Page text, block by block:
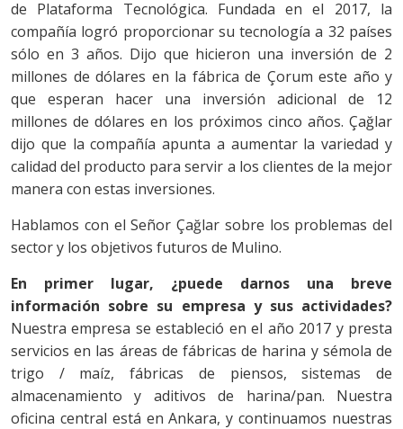
de Plataforma Tecnológica. Fundada en el 2017, la
compañía logró proporcionar su tecnología a 32 países
sólo en 3 años. Dijo que hicieron una inversión de 2
millones de dólares en la fábrica de Çorum este año y
que esperan hacer una inversión adicional de 12
millones de dólares en los próximos cinco años. Çağlar
dijo que la compañía apunta a aumentar la variedad y
calidad del producto para servir a los clientes de la mejor
manera con estas inversiones.
Hablamos con el Señor Çağlar sobre los problemas del
sector y los objetivos futuros de Mulino.
En primer lugar, ¿puede darnos una breve
información sobre su empresa y sus actividades?
Nuestra empresa se estableció en el año 2017 y presta
servicios en las áreas de fábricas de harina y sémola de
trigo / maíz, fábricas de piensos, sistemas de
almacenamiento y aditivos de harina/pan. Nuestra
oficina central está en Ankara, y continuamos nuestras